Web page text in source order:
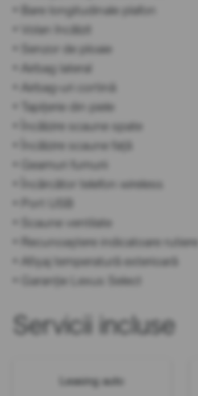
• Bare longitudinale plafon
• Volan încălzit
• Senzor de ploaie
• Airbag lateral
• Airbag-uri cortină
• Tapițerie din piele
• Încălzire scaune spate
• Încălzire scaune față
• Geamuri fumurii
• Încărcător telefon wireless
• Port USB
• Scaune ventilate
• Recunoaștere indicatoare rutiere
• Afișaj temperatură exterioară
• Garanție Lexus Select
Servicii incluse
Leasing auto